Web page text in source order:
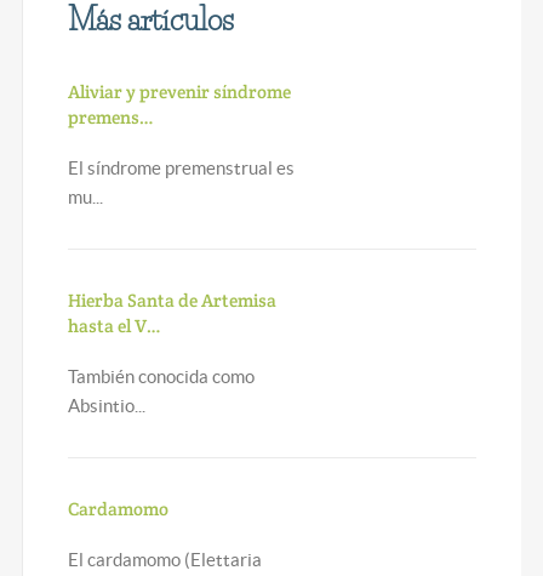
Más artículos
Aliviar y prevenir síndrome
premens…
El síndrome premenstrual es
mu...
Hierba Santa de Artemisa
hasta el V…
También conocida como
Absintio...
Cardamomo
El cardamomo (Elettaria